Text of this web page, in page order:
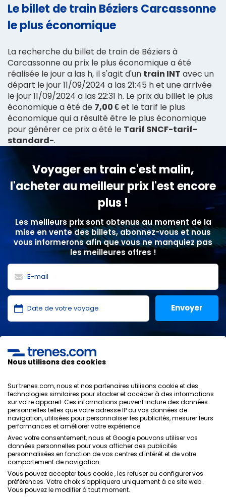
Le billet de train Béziers Carcassonne
le plus économique
La recherche du billet de train de Béziers à
Carcassonne au prix le plus économique a été
réalisée le jour a las h, il s'agit d'un train INT avec un
départ le jour 11/09/2024 a las 21:45 h et une arrivée
le jour 11/09/2024 a las 22:31 h. Le prix du billet le plus
économique a été de 7,00 €et le tarif le plus
économique qui a résulté être le plus économique
pour générer ce prix a été le Tarif SNCF-tarif-
standard-.
Voyager en train c'est malin,
l'acheter au meilleur prix l'est encore
plus !
Les meilleurs prix sont obtenus au moment de la
mise en vente des billets, abonnez-vous et nous
vous informerons afin que vous ne manquiez pas
les meilleures offres !
protection des données
ONLINE TRAVEL SOLUTIONS.
Politique de confidentialité
Conditions générales
Politique de sécurité
Contacts
Nous utilisons des cookies
Sur trenes.com, nous et nos partenaires utilisons cookie et des
technologies similaires pour stocker et accéder à des informations
sur votre appareil. Ces informations peuvent inclure des données
personnelles telles que votre adresse IP ou vos données de
navigation, utilisées pour personnaliser les publicités, mesurer leurs
performances et améliorer votre expérience.
Avec votre consentement, nous et Google pouvons utiliser vos
données personnelles pour vous afficher des publicités
personnalisées en fonction de vos centres d'intérêt et de votre
comportement de navigation.
Vous pouvez accepter tous cookie , les refuser ou configurer vos
préférences. Votre choix s'appliquera uniquement à ce site web.
Vous pouvez le modifier à tout moment.